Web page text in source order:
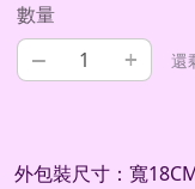
數量
– + 還
外包裝尺寸：寬